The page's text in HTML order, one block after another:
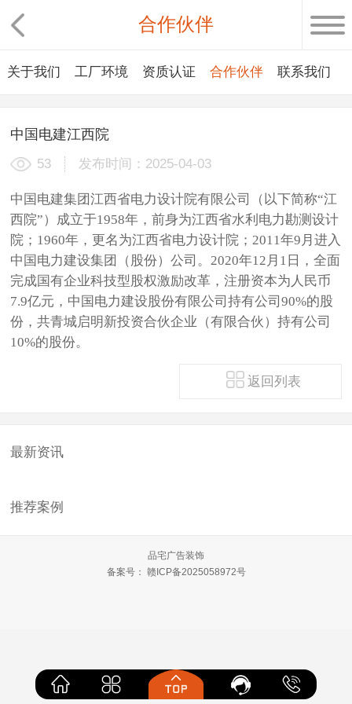
合作伙伴
关于我们 工厂环境 资质认证 合作伙伴 联系我们
中国电建江西院
53 发布时间：2025-04-03
中国电建集团江西省电力设计院有限公司（以下简称“江
西院”）成立于1958年，前身为江西省水利电力勘测设计
院；1960年，更名为江西省电力设计院；2011年9月进入
中国电力建设集团（股份）公司。2020年12月1日，全面
完成国有企业科技型股权激励改革，注册资本为人民币
7.9亿元，中国电力建设股份有限公司持有公司90%的股
份，共青城启明新投资合伙企业（有限合伙）持有公司
10%的股份。
返回列表
最新资讯
推荐案例
品宅广告装饰
备案号：
赣ICP备2025058972号